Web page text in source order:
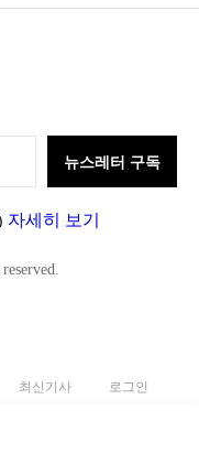
최신기사 로그인
뉴스레터 구독
자세히 보기